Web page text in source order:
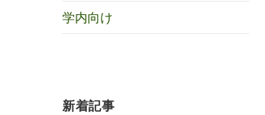
学内向け
新着記事